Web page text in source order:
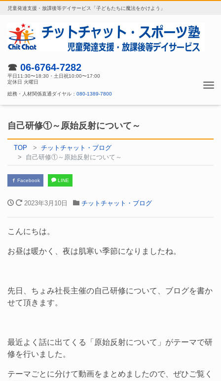
児童発達支援・放課後等デイサービス「子どもたちに魔法をかけよう」
☎ 06-6764-7282
平日11:30〜18:30・土日祝10:00〜17:00
定休日 火曜日
総務・人材関係直通ダイヤル： 080-1389-7800
自己研修①～原始反射について～
TOP
チットチャット・ブログ
自己研修①～原始反射について～
Facebook LINE
2023年3月10日 チットチャット・ブログ
こんにちは。
お昼は暖かく、夜は肌寒い季節になりましたね。
先日、ちょみ社長主催の自己研修について、ブログを書か
せて頂きます。
最近よく話に出てくる「原始反射について」がテーマで研
修を行いました。
テーマごとに分けて動画をまとめましたので、ぜひご覧く